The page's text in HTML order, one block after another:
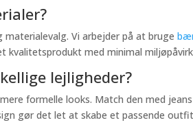
Vi arbejder på at bruge
med minimal
lejligheder?
formelle looks. Match den med
gør det let at skabe et passende